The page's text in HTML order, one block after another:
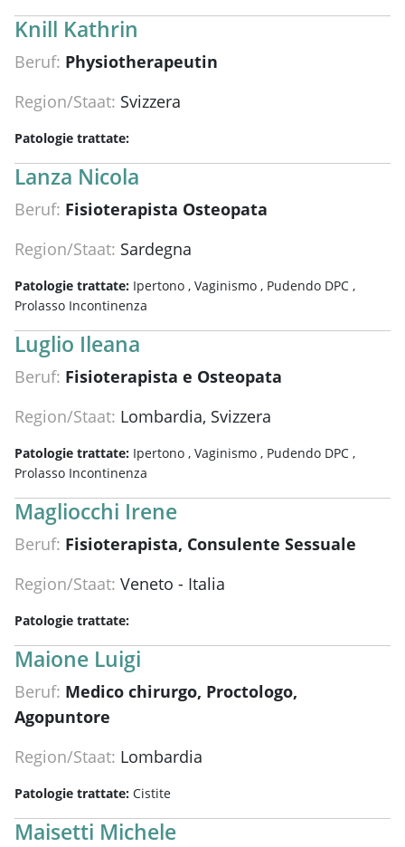
Knill Kathrin
Beruf: Physiotherapeutin
Region/Staat: Svizzera
Patologie trattate:
Lanza Nicola
Beruf: Fisioterapista Osteopata
Region/Staat: Sardegna
Patologie trattate: Ipertono , Vaginismo , Pudendo DPC ,
Prolasso Incontinenza
Luglio Ileana
Beruf: Fisioterapista e Osteopata
Region/Staat: Lombardia, Svizzera
Patologie trattate: Ipertono , Vaginismo , Pudendo DPC ,
Prolasso Incontinenza
Magliocchi Irene
Beruf: Fisioterapista, Consulente Sessuale
Region/Staat: Veneto - Italia
Patologie trattate:
Maione Luigi
Beruf: Medico chirurgo, Proctologo,
Agopuntore
Region/Staat: Lombardia
Patologie trattate: Cistite
Maisetti Michele